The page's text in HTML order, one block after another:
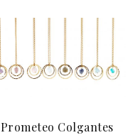
Prometeo Colgantes